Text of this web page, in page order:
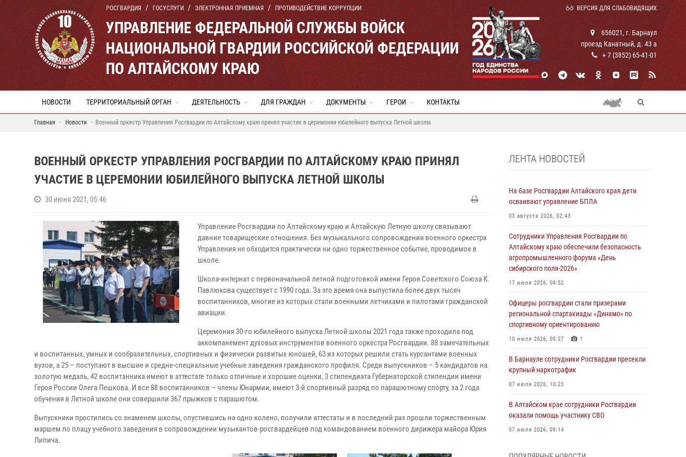
РОСГВАРДИЯ ГОСУСЛУГИ ЭЛЕКТРОННАЯ ПРИЕМНАЯ ПРОТИВОДЕЙСТВИЕ КОРРУПЦИИ ВЕРСИЯ ДЛЯ СЛАБОВИДЯЩИХ
УПРАВЛЕНИЕ ФЕДЕРАЛЬНОЙ СЛУЖБЫ ВОЙСК
НАЦИОНАЛЬНОЙ ГВАРДИИ РОССИЙСКОЙ ФЕДЕРАЦИИ
ПО АЛТАЙСКОМУ КРАЮ
rosguard
656021, г. Барнаул
проезд Канатный, д. 43 а
+ 7 (3852) 65-41-01
НОВОСТИ ТЕРРИТОРИАЛЬНЫЙ ОРГАН ДЕЯТЕЛЬНОСТЬ ДЛЯ ГРАЖДАН ДОКУМЕНТЫ ГЕРОИ КОНТАКТЫ
Главная Новости Военный оркестр Управления Росгвардии по Алтайскому краю принял участие в церемонии юбилейного выпуска Летной школы
ВОЕННЫЙ ОРКЕСТР УПРАВЛЕНИЯ РОСГВАРДИИ ПО АЛТАЙСКОМУ КРАЮ ПРИНЯЛ
УЧАСТИЕ В ЦЕРЕМОНИИ ЮБИЛЕЙНОГО ВЫПУСКА ЛЕТНОЙ ШКОЛЫ
30 июня 2021, 05:46
Управление Росгвардии по Алтайскому краю и Алтайскую Летную школу связывают
давние товарищеские отношения. Без музыкального сопровождения военного оркестра
Управления не обходится практически ни одно торжественное событие, проводимое в
школе.
Школа-интернат с первоначальной летной подготовкой имени Героя Советского Союза К.
Павлюкова существует с 1990 года. За это время она выпустила более двух тысяч
воспитанников, многие из которых стали военными летчиками и пилотами гражданской
авиации.
Церемония 30-го юбилейного выпуска Летной школы 2021 года также проходила под
аккомпанемент духовых инструментов военного оркестра Росгвардии. 88 замечательных
и воспитанных, умных и сообразительных, спортивных и физически развитых юношей, 63 из которых решили стать курсантами военных
вузов, а 25 – поступают в высшие и средне-специальные учебные заведения гражданского профиля. Среди выпускников – 5 кандидатов на
золотую медаль, 42 воспитанника имеют в аттестате только отличные и хорошие оценки, 3 стипендиата Губернаторской стипендии имени
Героя России Олега Пешкова. И все 88 воспитанников – члены Юнармии, имеют 3-й спортивный разряд по парашютному спорту, за 2 года
обучения в Летной школе они совершили 367 прыжков с парашютом.
Выпускники простились со знаменем школы, опустившись на одно колено, получили аттестаты и в последний раз прошли торжественным
маршем по плацу учебного заведения в сопровождении музыкантов-росгвардейцев под командованием военного дирижера майора Юрия
Липича.
ЛЕНТА НОВОСТЕЙ
На базе Росгвардии Алтайского края дети
осваивают управление БПЛА
03 августа 2026, 02:43
Сотрудники Управления Росгвардии по
Алтайскому краю обеспечили безопасность
агропромышленного форума «День
сибирского поля-2026»
17 июля 2026, 09:52
Офицеры росгвардии стали призерами
региональной спартакиады «Динамо» по
спортивному ориентированию
10 июля 2026, 09:27 1
В Барнауле сотрудники Росгвардии пресекли
крупный наркотрафик
07 июля 2026, 10:23
В Алтайском крае сотрудники Росгвардии
оказали помощь участнику СВО
07 июля 2026, 09:14